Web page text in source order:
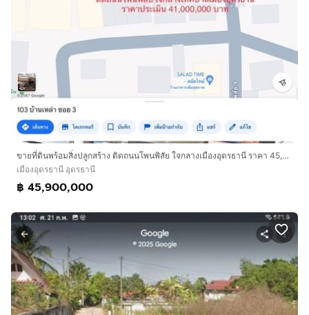
ขายที่ดินพร้อมสิ่งปลูกสร้าง ติดถนนโพนพิสัย ใจกลางเมืองอุดรธานี ราคา 45,900,000 บาท
เมืองอุดรธานี อุดรธานี
฿ 45,900,000